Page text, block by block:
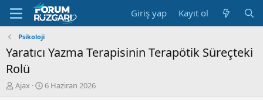
Giriş yap Kayıt ol
Psikoloji
Yaratıcı Yazma Terapisinin Terapötik Süreçteki
Rolü
K
Ajax
B
6 Haziran 2026